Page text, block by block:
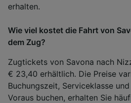
erhalten.
Wie viel kostet die Fahrt von
dem Zug?
Zugtickets von Savona nach
€ 23,40 erhältlich. Die Preise
Buchungszeit, Serviceklasse
Voraus buchen, erhalten Sie